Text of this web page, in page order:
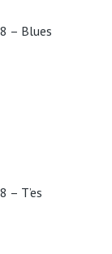
– Blues
– T’es